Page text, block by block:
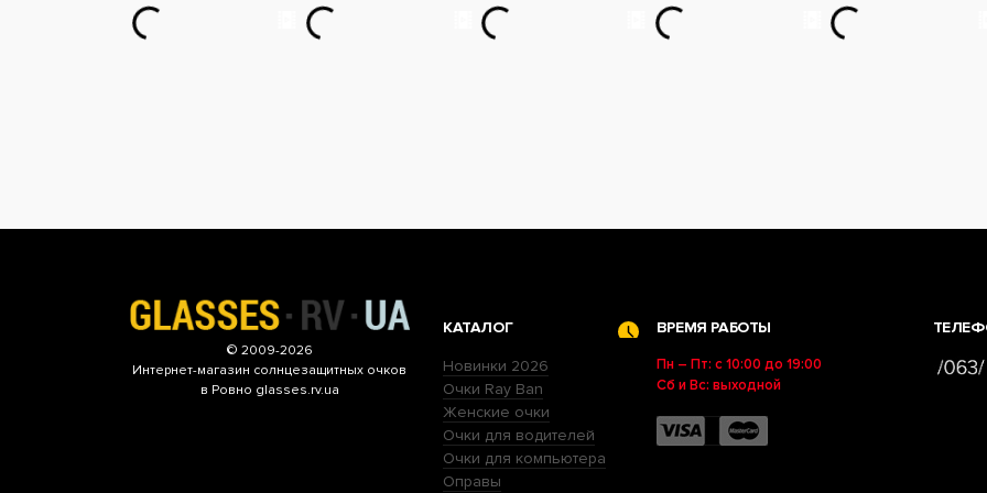
© 2009-2026
Интернет-магазин солнцезащитных очков
в Ровно glasses.rv.ua
КАТАЛОГ
Новинки 2026
Очки Ray Ban
Женские очки
Очки для водителей
Очки для компьютера
Оправы
ВРЕМЯ РАБОТЫ
Пн – Пт: с 10:00 до 19:00
Сб и Вс: выходной